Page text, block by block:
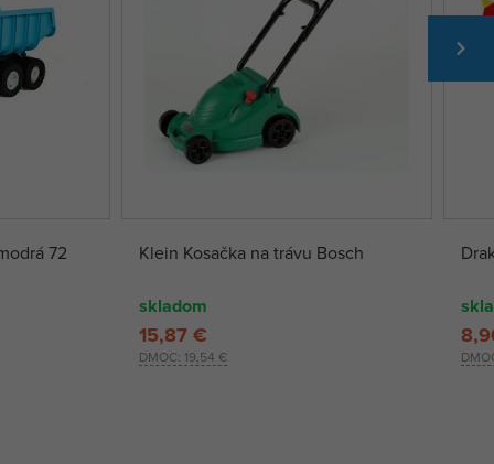
72
Klein Kosačka na trávu Bosch
skladom
DMOC: 19,54 €
15,87 €